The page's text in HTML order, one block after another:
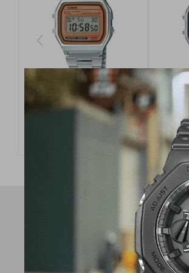
Reloj Casio Digital Unisex
A158WEA-9DF